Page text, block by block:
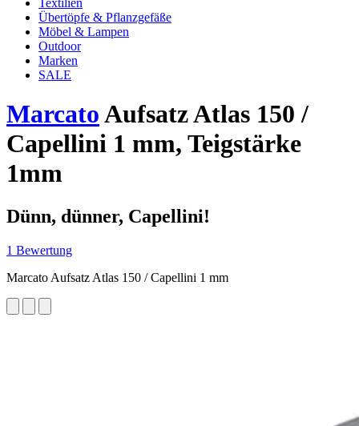
Textilien
Übertöpfe & Pflanzgefäße
Möbel & Lampen
Outdoor
Marken
SALE
MarcatoAufsatz Atlas 150 /
Capellini 1 mm, Teigstärke
1mm
Dünn, dünner, Capellini!
1 Bewertung
Marcato Aufsatz Atlas 150 / Capellini 1 mm